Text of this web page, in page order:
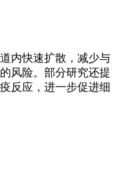
内快速扩散，减少与
风险。部分研究还提
反应，进一步促进细